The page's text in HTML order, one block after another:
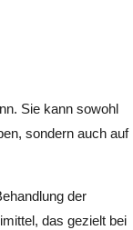
Sie kann sowohl
sondern auch auf
der
das gezielt bei